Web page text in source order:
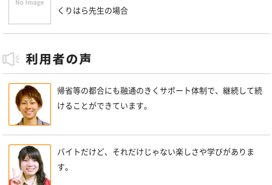
くりはら先生の場合
帰省等の都合にも融通のきくサポート体制で、継続して続
けることができています。
バイトだけど、それだけじゃない楽しさや学びがありま
す。